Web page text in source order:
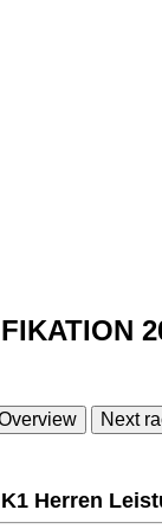
Next
K1 Herren